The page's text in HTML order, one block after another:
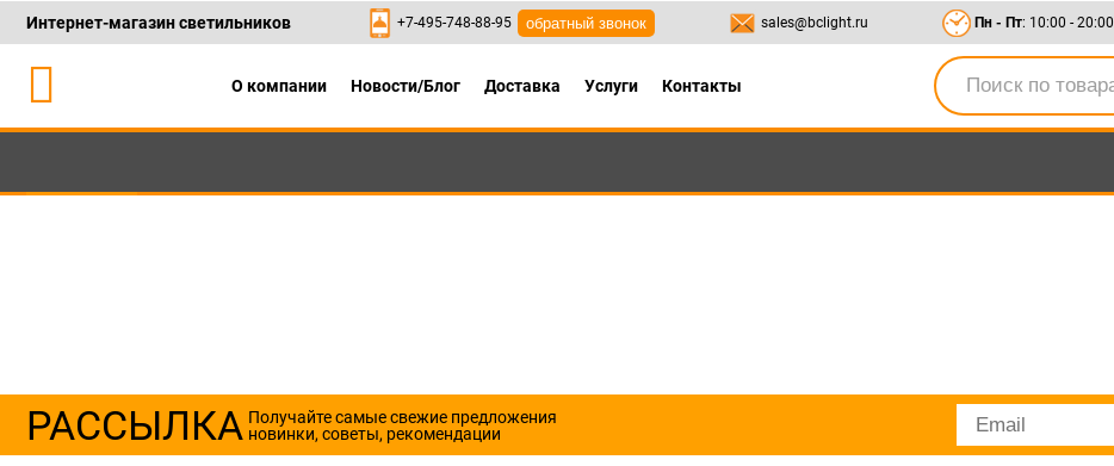
Интернет-магазин светильников +7-495-748-88-95 обратный звонок sales@bclight.ru Пн - Пт: 10:00 - 20:00
О компании Новости/Блог Доставка Услуги Контакты
РАССЫЛКА Получайте самые свежие предложения
новинки, советы, рекомендации